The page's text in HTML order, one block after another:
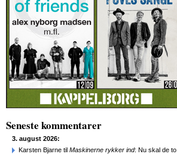
Seneste kommentarer
3. august 2026:
Karsten Bjarne til Maskinerne rykker ind: Nu skal de to